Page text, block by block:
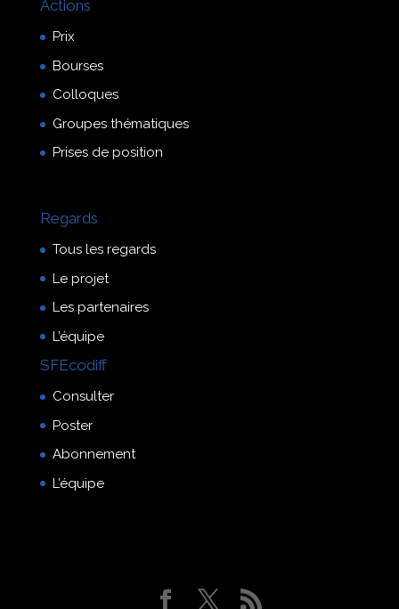
Actions
Prix
Bourses
Colloques
Groupes thématiques
Prises de position
Regards
Tous les regards
Le projet
Les partenaires
L’équipe
SFEcodiff
Consulter
Poster
Abonnement
L’équipe